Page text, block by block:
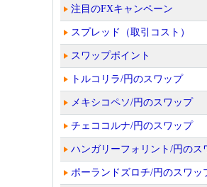
注目のFXキャンペーン
スプレッド（取引コスト）
スワップポイント
トルコリラ/円のスワップ
メキシコペソ/円のスワップ
チェココルナ/円のスワップ
ハンガリーフォリント/円のス
ポーランドズロチ/円のスワッ